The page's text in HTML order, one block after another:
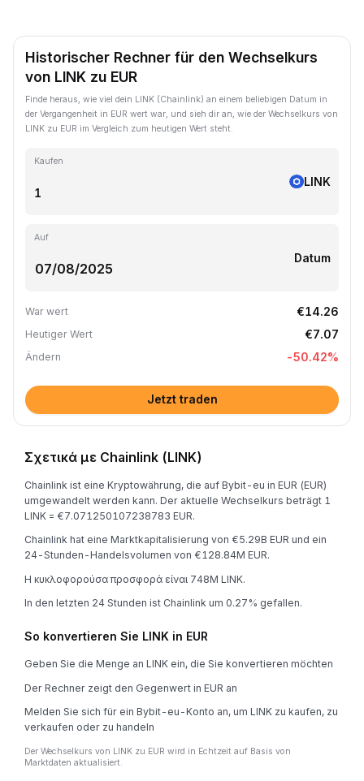
Historischer Rechner für den Wechselkurs
von LINK zu EUR
Finde heraus, wie viel dein LINK (Chainlink) an einem beliebigen Datum in
der Vergangenheit in EUR wert war, und sieh dir an, wie der Wechselkurs von
LINK zu EUR im Vergleich zum heutigen Wert steht.
Kaufen
LINK
Auf
Datum
War wert €14.26
Heutiger Wert €7.07
Ändern -50.42%
Jetzt traden
Σχετικά με Chainlink (LINK)
Chainlink ist eine Kryptowährung, die auf Bybit-eu in EUR (EUR)
umgewandelt werden kann. Der aktuelle Wechselkurs beträgt 1
LINK = €7.071250107238783 EUR.
Chainlink hat eine Marktkapitalisierung von €5.29B EUR und ein
24-Stunden-Handelsvolumen von €128.84M EUR.
Η κυκλοφορούσα προσφορά είναι 748M LINK.
In den letzten 24 Stunden ist Chainlink um 0.27% gefallen.
So konvertieren Sie LINK in EUR
Geben Sie die Menge an LINK ein, die Sie konvertieren möchten
Der Rechner zeigt den Gegenwert in EUR an
Melden Sie sich für ein Bybit-eu-Konto an, um LINK zu kaufen, zu
verkaufen oder zu handeln
Der Wechselkurs von LINK zu EUR wird in Echtzeit auf Basis von
Marktdaten aktualisiert.